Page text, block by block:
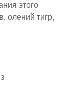
этого
олений тигр,